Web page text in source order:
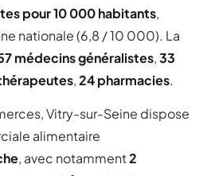
pour 10 000 habitants,
nationale (6,8 / 10 000). La
médecins généralistes,33
,24 pharmacies.
Vitry-sur-Seine dispose
alimentaire
, avec notamment2